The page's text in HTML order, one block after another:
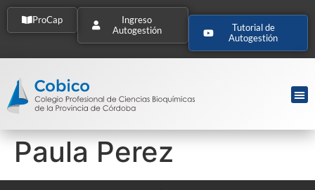
ProCap
Ingreso
Autogestión
Tutorial de
Autogestión
Paula Perez